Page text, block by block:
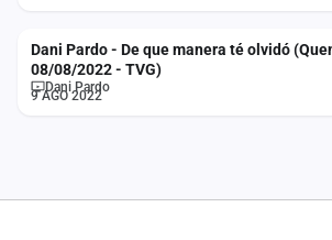
Dani Pardo - De que manera té olvidó
08/08/2022 - TVG)
Dani Pardo
9 AGO 2022